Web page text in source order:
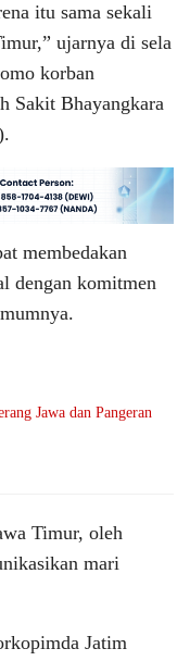
itu sama sekali
ujarnya di sela
korban
Sakit Bhayangkara
membedakan
dengan komitmen
Jawa dan Pangeran
Timur, oleh
mari
Jatim